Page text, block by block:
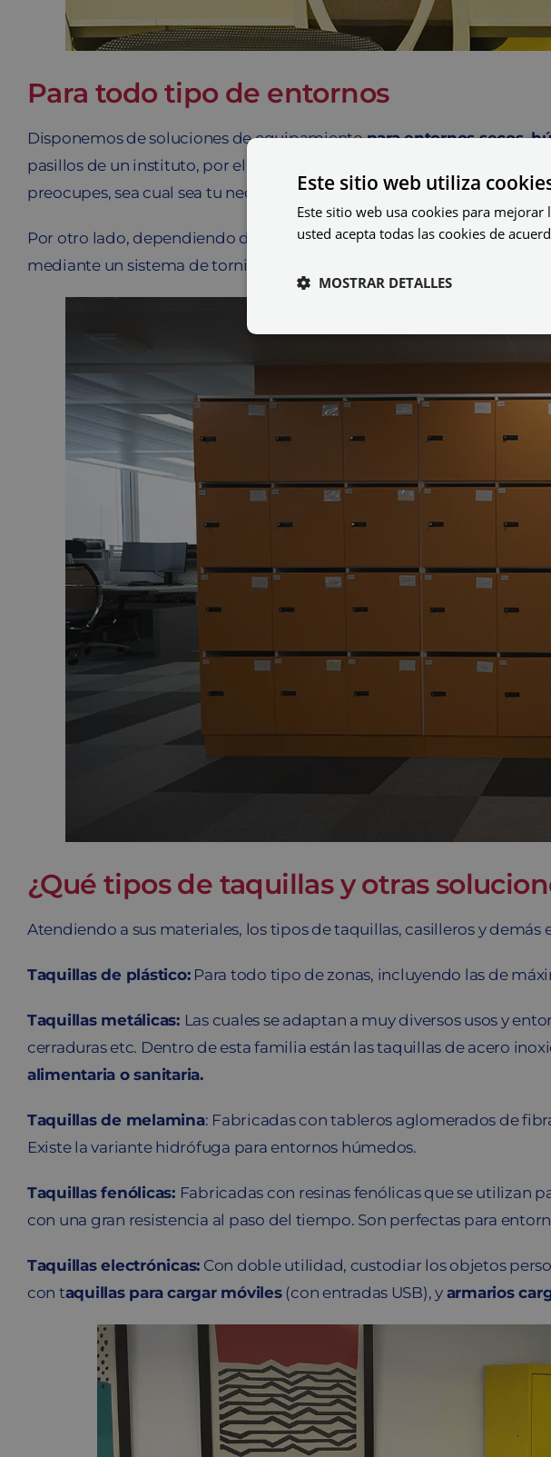
Para todo tipo de entornos
Disponemos de soluciones de equipamientopara entornos secos,
pasillos de un instituto, por ello, existen distintos tipos de materiales
preocupes, sea cual sea tu necesidad, tenemos la solución adecuada
Por otro lado, dependiendo del modelo, te las podemos enviar ya
mediante un sistema de tornillos. El modelo de taquillas soldado no
¿Qué tipos de taquillas y otras
Atendiendo a sus materiales, los tipos de taquillas, casilleros y
Taquillas de plástico:Para todo tipo de zonas, incluyendo las de
Taquillas metálicas: Las cuales se adaptan a muy diversos usos y
cerraduras etc. Dentro de esta familia están las taquillas de acero
alimentaria o sanitaria.
Taquillas de melamina: Fabricadas con tableros aglomerados de
Existe la variante hidrófuga para entornos húmedos.
Taquillas fenólicas: Fabricadas con resinas fenólicas que se utilizan
con una gran resistencia al paso del tiempo. Son perfectas para
Taquillas electrónicas: Con doble utilidad, custodiar los objetos
con taquillas para cargar móviles(con entradas USB), y armarios
Este sitio web utiliza
Este sitio web usa cookies para
usted acepta todas las cookies de
MOSTRAR DETALLES